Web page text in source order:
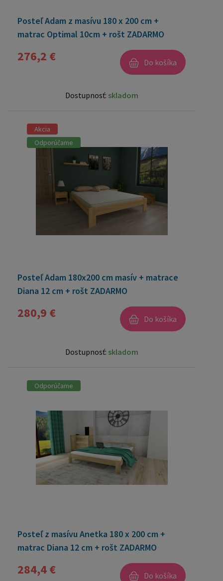
Posteľ Adam z masívu 180 x 200 cm +
matrac Optimal 10cm + rošt ZADARMO
276,2 € Do košíka
Dostupnosť: skladom
Akcia
Odporúčame
Posteľ Adam 180x200 cm masív + matrace
Diana 12 cm + rošt ZADARMO
280,9 € Do košíka
Dostupnosť: skladom
Odporúčame
Posteľ z masívu Anetka 180 x 200 cm +
matrac Diana 12 cm + rošt ZADARMO
284,4 € Do košíka